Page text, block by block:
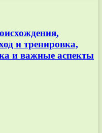
и тренировка,
и важные аспекты